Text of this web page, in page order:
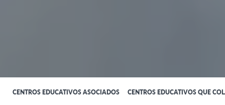
CENTROS EDUCATIVOS ASOCIADOS CENTROS EDUCATIVOS QUE